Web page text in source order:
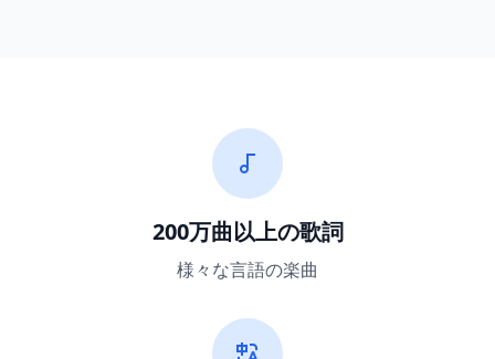
200万曲以上の歌詞
様々な言語の楽曲